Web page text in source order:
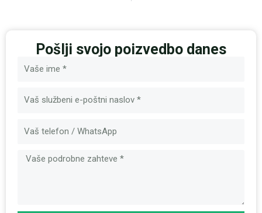
Pošlji svojo poizvedbo danes
Sporočilo